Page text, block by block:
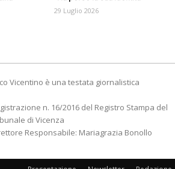
29 Luglio 2026
Vicentino è una testata giornalistica
n. 16/2016 del Registro Stampa del
di Vicenza
Responsabile: Mariagrazia Bonollo